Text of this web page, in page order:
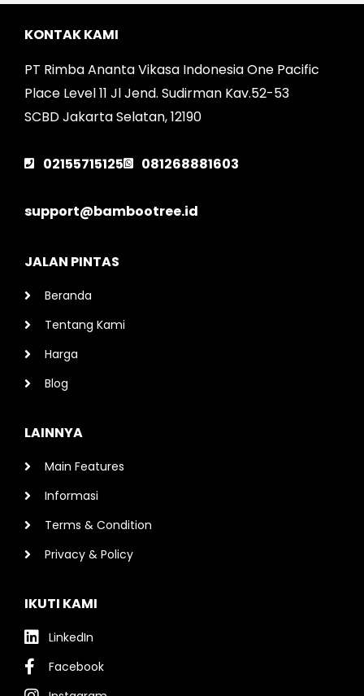
KONTAK KAMI
PT Rimba Ananta Vikasa Indonesia One Pacific
Place Level 11 Jl Jend. Sudirman Kav.52-53
SCBD Jakarta Selatan, 12190
02155715125 081268881603
support@bambootree.id
JALAN PINTAS
Beranda
Tentang Kami
Harga
Blog
LAINNYA
Main Features
Informasi
Terms & Condition
Privacy & Policy
IKUTI KAMI
LinkedIn
Facebook